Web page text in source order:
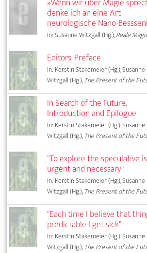
denke ich an eine Art
neurologische Nano-
In: Susanne Witzgall (Hg.),Reale
Editors' Preface
In: Kerstin Stakemeier (Hg.), Susanne
Witzgall (Hg.),The Present of the
In Search of the Future.
Introduction and Epilogue
In: Kerstin Stakemeier (Hg.), Susanne
Witzgall (Hg.),The Present of the
"To explore the speculative is
urgent and necessary"
In: Kerstin Stakemeier (Hg.), Susanne
Witzgall (Hg.),The Present of the
"Each time I believe that
predictable I get sick"
In: Kerstin Stakemeier (Hg.), Susanne
Witzgall (Hg.),The Present of the